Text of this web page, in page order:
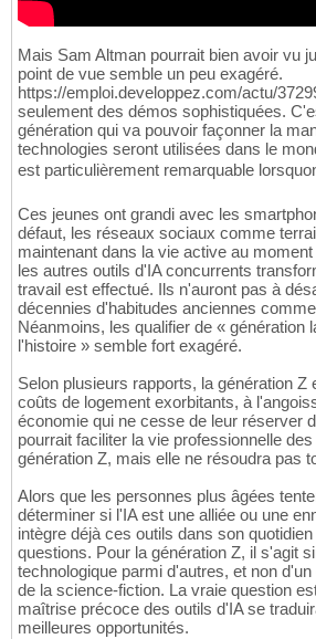
Mais Sam Altman pourrait bien avoir vu
point de vue semble un peu exagéré.
https://emploi.developpez.com/actu/
seulement des démos sophistiquées.
génération qui va pouvoir façonner la
technologies seront utilisées dans le
est particulièrement remarquable
Ces jeunes ont grandi avec les
défaut, les réseaux sociaux comme
maintenant dans la vie active au
les autres outils d'IA concurrents
travail est effectué. Ils n'auront pas à
décennies d'habitudes anciennes
Néanmoins, les qualifier de « génération
l'histoire » semble fort exagéré.
Selon plusieurs rapports, la génération Z
coûts de logement exorbitants, à
économie qui ne cesse de leur réserver
pourrait faciliter la vie professionnelle
génération Z, mais elle ne résoudra pas
Alors que les personnes plus âgées
déterminer si l'IA est une alliée ou une
intègre déjà ces outils dans son
questions. Pour la génération Z, il s'agit
technologique parmi d'autres, et non
de la science-fiction. La vraie question
maîtrise précoce des outils d'IA se
meilleures opportunités.